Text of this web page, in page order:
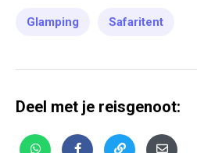
Glamping Safaritent
Deel met je reisgenoot: